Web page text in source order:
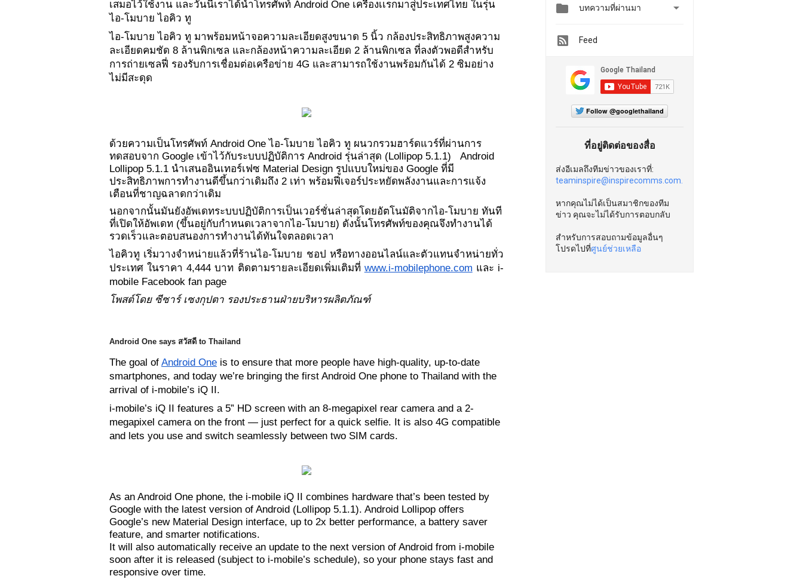
เสมอไว้ใช้งาน และวันนี้เราได้นำโทรศัพท์ Android One เครื่องเเรกมาสู่ประเทศไทย ในรุ่น
ไอ-โมบาย ไอคิว ทู
ไอ-โมบาย ไอคิว ทู มาพร้อมหน้าจอความละเอียดสูงขนาด 5 นิ้ว กล้องประสิทธิภาพสูงความ
ละเอียดคมชัด 8 ล้านพิกเซล และกล้องหน้าความละเอียด 2 ล้านพิกเซล ที่ลงตัวพอดีสำหรับ
การถ่ายเซลฟี่ รองรับการเชื่อมต่อเครือข่าย 4G และสามารถใช้งานพร้อมกันได้ 2 ซิมอย่าง
ไม่มีสะดุด
ด้วยความเป็นโทรศัพท์ Android One ไอ-โมบาย ไอคิว ทู ผนวกรวมฮาร์ดแวร์ที่ผ่านการ
ทดสอบจาก Google เข้าไว้กับระบบปฏิบัติการ Android รุ่นล่าสุด (Lollipop 5.1.1)   Android
Lollipop 5.1.1 นำเสนออินเทอร์เฟซ Material Design รูปแบบใหม่ของ Google ที่มี
ประสิทธิภาพการทำงานดีขึ้นกว่าเดิมถึง 2 เท่า พร้อมฟีเจอร์ประหยัดพลังงานและการแจ้ง
เตือนที่ชาญฉลาดกว่าเดิม
นอกจากนั้นมันยังอัพเดทระบบปฏิบัติการเป็นเวอร์ชั่นล่าสุดโดยอัตโนมัติจากไอ-โมบาย ทันที
ที่เปิดให้อัพเดท (ขึ้นอยู่กับกำหนดเวลาจากไอ-โมบาย) ดังนั้นโทรศัพท์ของคุณจึงทำงานได้
รวดเร็วและตอบสนองการทำงานได้ทันใจตลอดเวลา
ไอคิวทู เริ่มวางจำหน่ายแล้วที่ร้านไอ-โมบาย ชอป หรือทางออนไลน์และตัวแทนจำหน่ายทั่ว
ประเทศ ในราคา 4,444 บาท ติดตามรายละเอียดเพิ่มเติมที่ www.i-mobilephone.com และ i-
mobile Facebook fan page
โพสต์โดย ซีซาร์ เซงกุปตา รองประธานฝ่ายบริหารผลิตภัณฑ์
Android One says สวัสดี to Thailand
The goal of Android One is to ensure that more people have high-quality, up-to-date
smartphones, and today we’re bringing the first Android One phone to Thailand with the
arrival of i-mobile’s iQ II.
i-mobile’s iQ II features a 5” HD screen with an 8-megapixel rear camera and a 2-
megapixel camera on the front — just perfect for a quick selfie. It is also 4G compatible
and lets you use and switch seamlessly between two SIM cards.
As an Android One phone, the i-mobile iQ II combines hardware that’s been tested by
Google with the latest version of Android (Lollipop 5.1.1). Android Lollipop offers
Google’s new Material Design interface, up to 2x better performance, a battery saver
feature, and smarter notifications.
It will also automatically receive an update to the next version of Android from i-mobile
soon after it is released (subject to i-mobile’s schedule), so your phone stays fast and
responsive over time.
 บทความที่ผ่านมา 
Feed
Follow @googlethailand
ที่อยู่ติดต่อของสื่อ
ส่งอีเมลถึงทีมข่าวของเราที่:
teaminspire@inspirecomms.com.
หากคุณไม่ได้เป็นสมาชิกของทีม
ข่าว คุณจะไม่ได้รับการตอบกลับ
สำหรับการสอบถามข้อมูลอื่นๆ
โปรดไปที่ศูนย์ช่วยเหลือ